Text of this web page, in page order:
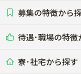
その他（独立・副業な
酪農
する牧場
養豚
畑・圃場で野菜・穀物を生
農場･牧場･現場職
募集の特徴から
未経験歓迎
学歴不問
待遇･職場の特徴
社会保険完備
寮･社宅から探す